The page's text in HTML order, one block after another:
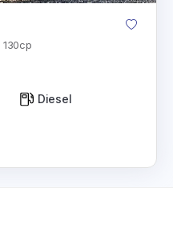
130cp
Diesel